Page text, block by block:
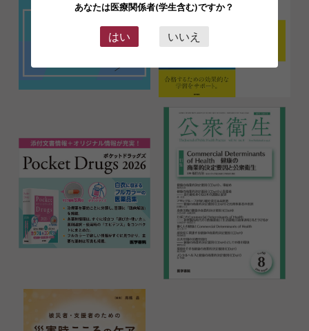
あなたは医療関係者(学生含む)ですか？
はい いいえ